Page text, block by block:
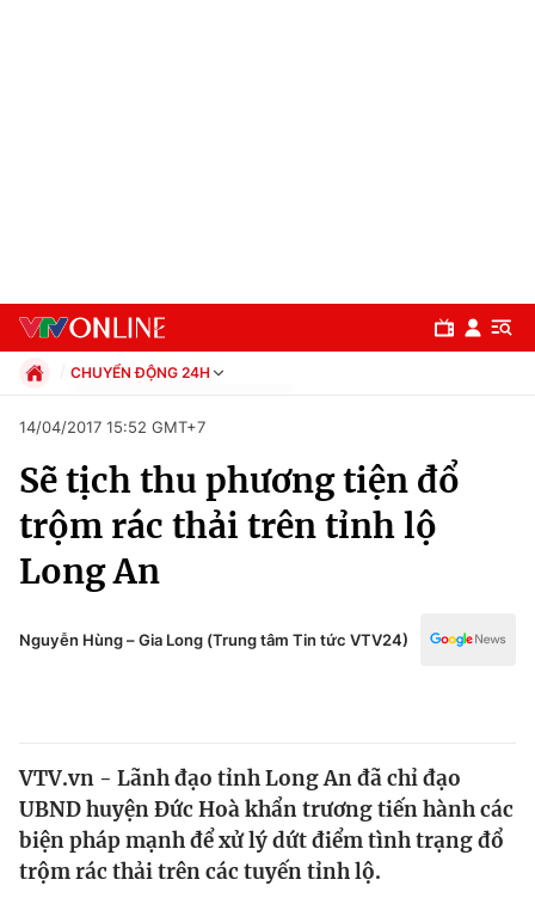
Chuyên mục
Chính trị
Thế giới
Tin tức
Kinh tế
CHUYỂN ĐỘNG 24H
Xã hội
Pháp luật
Kinh tế
Thể thao
Truyền hình
Văn hóa - Giải trí
Đời sống
14/04/2017 15:52 GMT+7
Sẽ tịch thu phương tiện đổ
trộm rác thải trên tỉnh lộ
Long An
Nguyễn Hùng – Gia Long (Trung tâm Tin tức VTV24)
VTV.vn - Lãnh đạo tỉnh Long An đã chỉ đạo
UBND huyện Đức Hoà khẩn trương tiến hành các
biện pháp mạnh để xử lý dứt điểm tình trạng đổ
trộm rác thải trên các tuyến tỉnh lộ.